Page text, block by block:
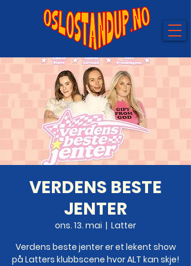
VERDENS BESTE
JENTER
ons. 13. mai
  |
Latter
Verdens beste jenter er et lekent show
på Latters klubbscene hvor ALT kan skje!